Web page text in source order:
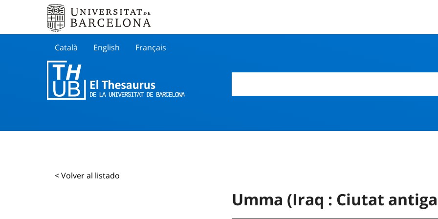
Català English Français
< Volver al listado
Umma (Iraq : Ciutat